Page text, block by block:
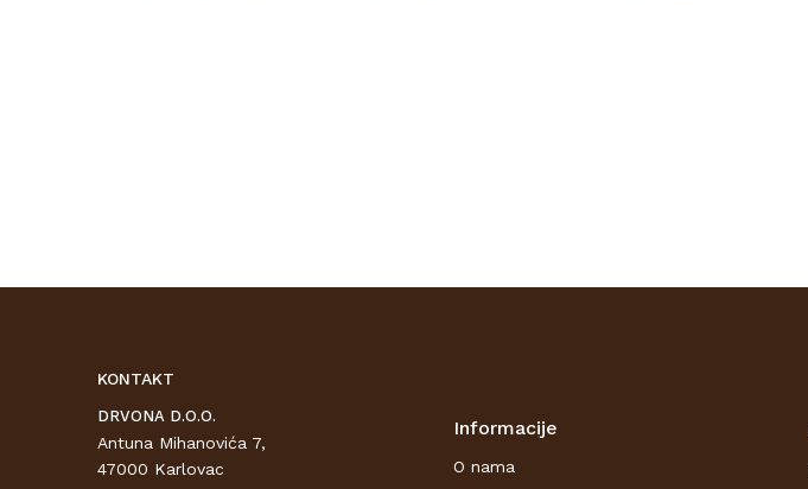
KONTAKT
DRVONA D.O.O.
Antuna Mihanovića 7,
47000 Karlovac
Informacije
O nama